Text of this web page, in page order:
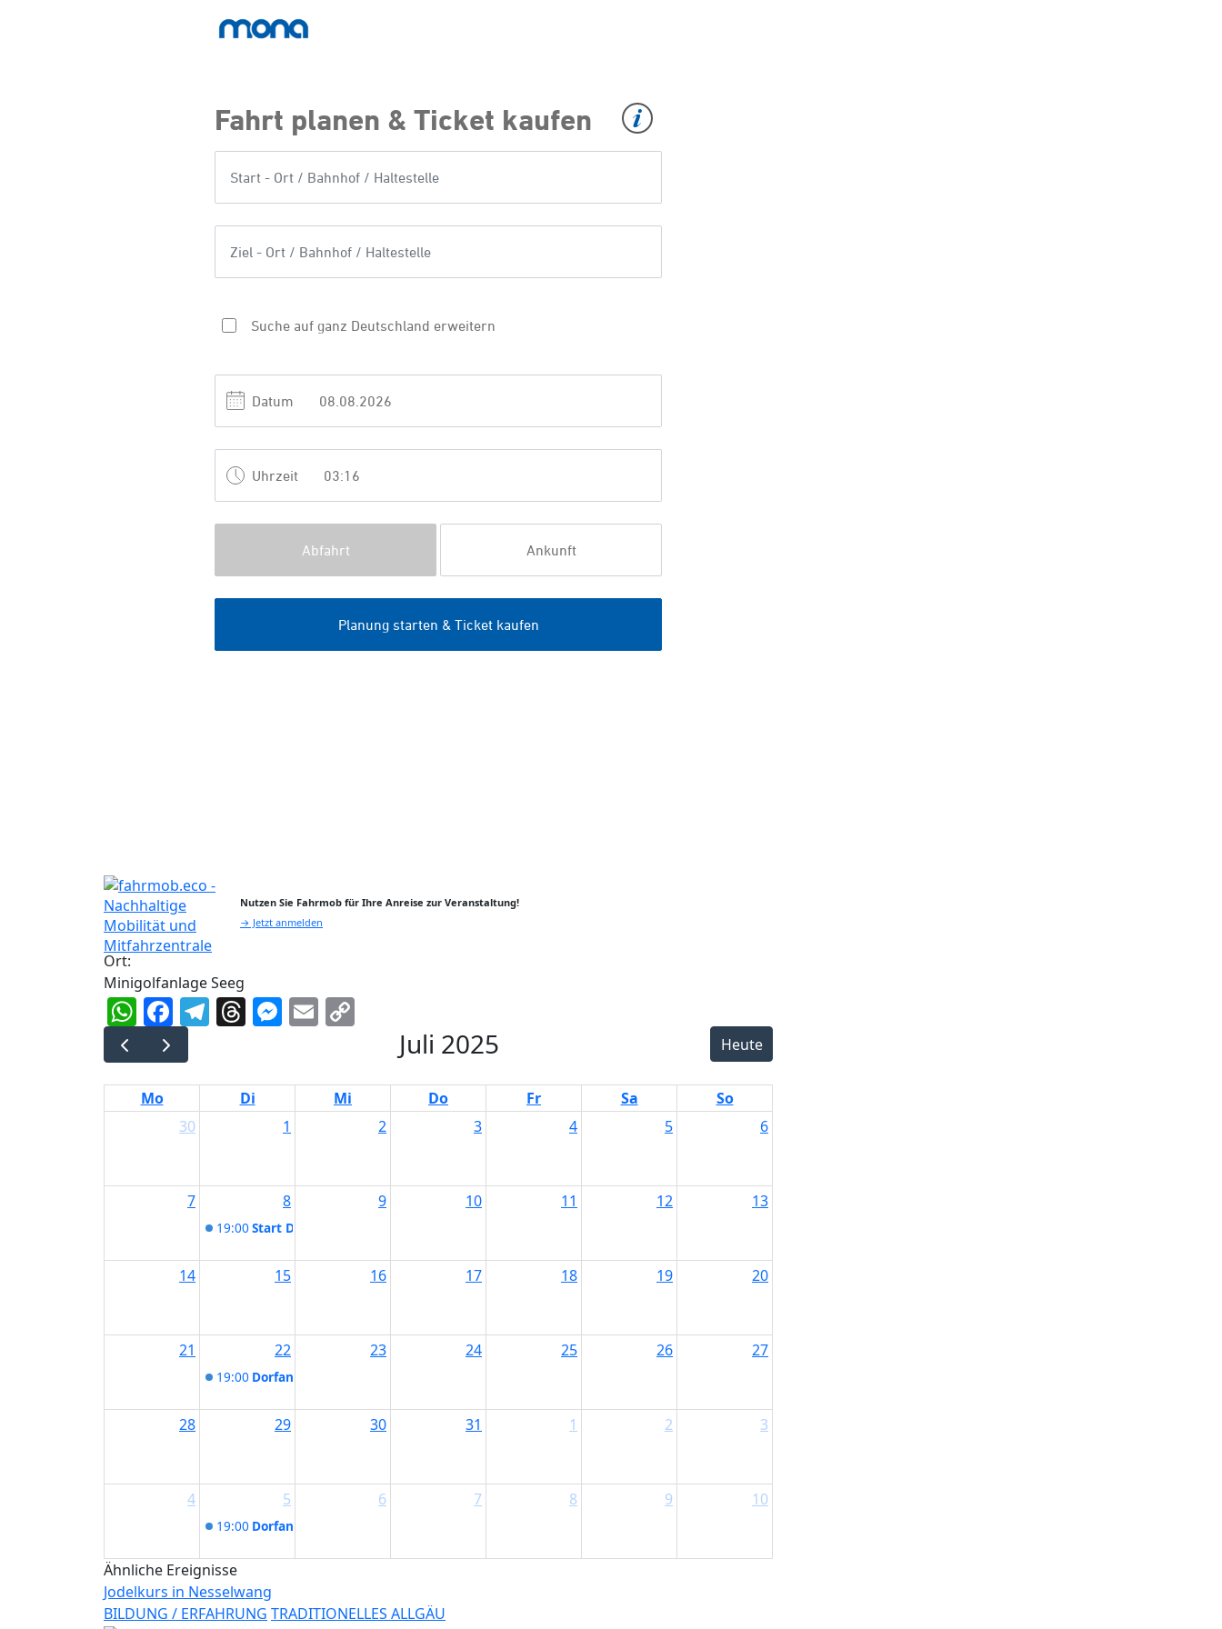
Nutzen Sie Fahrmob für Ihre Anreise zur Veranstaltung!
→ Jetzt anmelden
Ort:
Minigolfanlage Seeg
WhatsApp
Facebook
Telegram
Threads
Messenger
Email
LinkJuli 2025 Heute
Mo Di Mi Do Fr Sa
So
30
1 2 3 4 5 6
7 8
19:00 Start Date
9 10 11 12 13
14 15 16 17 18 19 20
21 22
19:00 Dorfangerfeste in Seeg
23 24 25 26 27
28 29 30 31 1 2 3
4 5
19:00 Dorfangerfeste in Seeg
6 7 8 9 10
Ähnliche Ereignisse
Jodelkurs in Nesselwang
BILDUNG / ERFAHRUNG TRADITIONELLES ALLGÄU